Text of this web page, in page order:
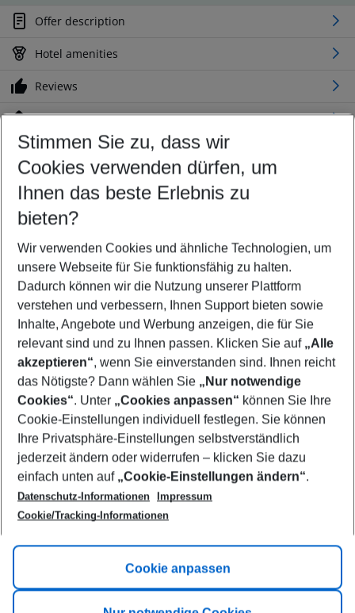
Offer description
Hotel amenities
Reviews
Location
Customize your offer
Find the perfect deal which suits your best
Your departure airport
Any airport
Select your date range
11/08/26–09/08/27 5-8 nights
Who will travel
2 adults No children
Show more filter
Footer
Footer navigation
Title A
Link A
Stimmen Sie zu, dass wir
Cookies verwenden dürfen, um
Ihnen das beste Erlebnis zu
bieten?
Wir verwenden Cookies und ähnliche Technologien, um
unsere Webseite für Sie funktionsfähig zu halten.
Dadurch können wir die Nutzung unserer Plattform
verstehen und verbessern, Ihnen Support bieten sowie
Inhalte, Angebote und Werbung anzeigen, die für Sie
relevant sind und zu Ihnen passen. Klicken Sie auf „Alle
akzeptieren“, wenn Sie einverstanden sind. Ihnen reicht
das Nötigste? Dann wählen Sie „Nur notwendige
Cookies“. Unter „Cookies anpassen“ können Sie Ihre
Cookie-Einstellungen individuell festlegen. Sie können
Ihre Privatsphäre-Einstellungen selbstverständlich
jederzeit ändern oder widerrufen – klicken Sie dazu
einfach unten auf „Cookie-Einstellungen ändern“.
Datenschutz-Informationen
Impressum
Cookie/Tracking-Informationen
Cookie anpassen